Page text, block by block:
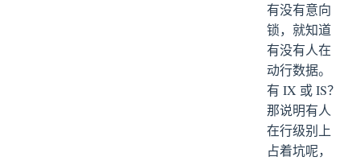
有没有意向
锁，就知道
有没有人在
动行数据。
有 IX 或 IS？
那说明有人
在行级别上
占着坑呢，